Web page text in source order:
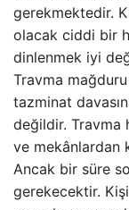
gerekmektedir.
olacak ciddi bir
dinlenmek iyi
Travma mağduru
tazminat
değildir. Travma
ve mekânlardan
Ancak bir süre
gerekecektir. Kişi